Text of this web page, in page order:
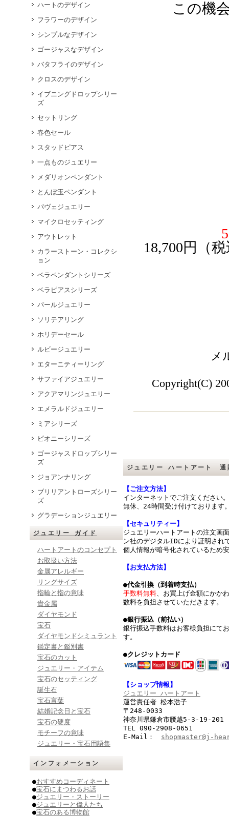
ハートのデザイン
フラワーのデザイン
シンプルなデザイン
ゴージャスなデザイン
バタフライのデザイン
クロスのデザイン
イブニングドロップシリー
ズ
セットリング
春色セール
スタッドピアス
一点ものジュエリー
メダリオンペンダント
とんぼ玉ペンダント
パヴェジュエリー
マイクロセッティング
アウトレット
カラーストーン・コレクシ
ョン
ベラペンダントシリーズ
ベラピアスシリーズ
パールジュエリー
ソリテアリング
ホリデーセール
ルビージュエリー
エターニティーリング
サファイアジュエリー
アクアマリンジュエリー
エメラルドジュエリー
ミアシリーズ
ピオニーシリーズ
ゴージャスドロップシリー
ズ
ジョアンナリング
ブリリアントローズシリー
ズ
グラデーションジュエリー
ジュエリー ガイド
ハートアートのコンセプト
お取扱い方法
金属アレルギー
リングサイズ
指輪と指の意味
貴金属
ダイヤモンド
宝石
ダイヤモンドシミュラント
鑑定書と鑑別書
宝石のカット
ジュエリー・アイテム
宝石のセッティング
誕生石
宝石言葉
結婚記念日と宝石
宝石の硬度
モチーフの意味
ジュエリー・宝石用語集
インフォメーション
●おすすめコーディネート
●宝石にまつわるお話
●ジュエリー・ストーリー
●ジュエリーと偉人たち
●宝石のある博物館
この機
18,700円
メ
Copyright(C)
ジュエリー ハートアート 通
【ご注文方法】
インターネットでご注文ください
無休、24時間受け付けております
【セキュリティー】
ジュエリーハートアートの注文画
ン社のデジタルIDにより証明され
個人情報が暗号化されているため
【お支払方法】
●代金引換（到着時支払）
手数料無料、お買上げ金額にかか
数料を負担させていただきます。
●銀行振込（前払い）
銀行振込手数料はお客様負担にて
す。
●クレジットカード
【ショップ情報】
ジュエリー ハートアート
運営責任者 松本浩子
〒248-0033
神奈川県鎌倉市腰越5-3-19-201
TEL 090-2908-0651
E-Mail： shopmaster@j-